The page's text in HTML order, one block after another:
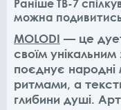
Раніше ТВ-7
можна
MOLODI — це
своїм
поєднує
ритмами, а
глибини душі.